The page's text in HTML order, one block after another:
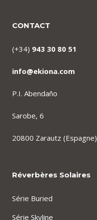
CONTACT
(+34) 943 30 80 51
info@ekiona.com
P.I. Abendaño
Sarobe, 6
20800 Zarautz (Espagne)
Réverbères Solaires
Série Buried
Série Skyline